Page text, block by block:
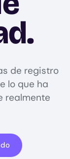
de registro
lo que ha
realmente